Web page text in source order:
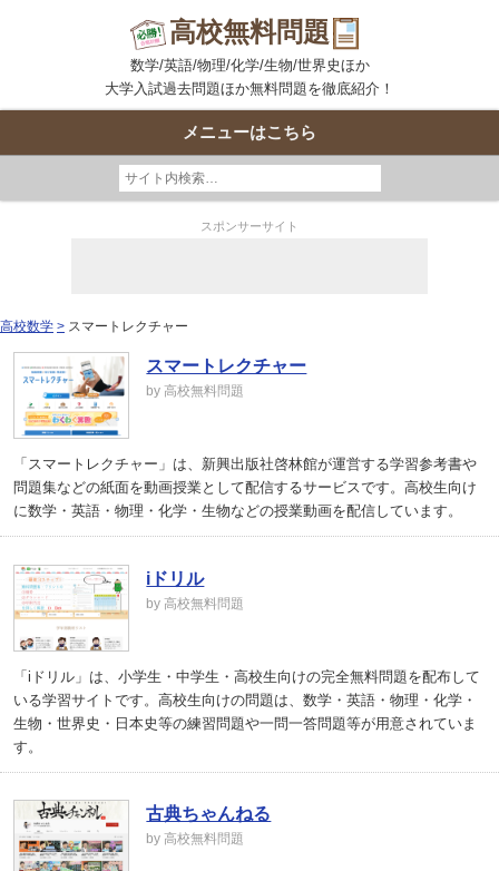
高校無料問題
数学/英語/物理/化学/生物/世界史ほか
大学入試過去問題ほか無料問題を徹底紹介！
メニューはこちら
スポンサーサイト
高校数学 スマートレクチャー
スマートレクチャー
by 高校無料問題
「スマートレクチャー」は、新興出版社啓林館が運営する学習参考書や
問題集などの紙面を動画授業として配信するサービスです。高校生向け
に数学・英語・物理・化学・生物などの授業動画を配信しています。
iドリル
by 高校無料問題
「iドリル」は、小学生・中学生・高校生向けの完全無料問題を配布して
いる学習サイトです。高校生向けの問題は、数学・英語・物理・化学・
生物・世界史・日本史等の練習問題や一問一答問題等が用意されていま
す。
古典ちゃんねる
by 高校無料問題